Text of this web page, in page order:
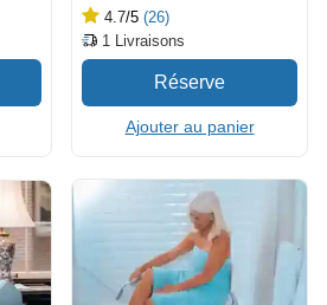
4.7/5 (26)
1 Livraisons
Ajouter au panier